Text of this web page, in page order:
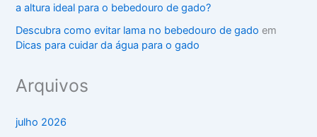
a altura ideal para o bebedouro de gado?
Descubra como evitar lama no bebedouro de gado em
Dicas para cuidar da água para o gado
Arquivos
julho 2026